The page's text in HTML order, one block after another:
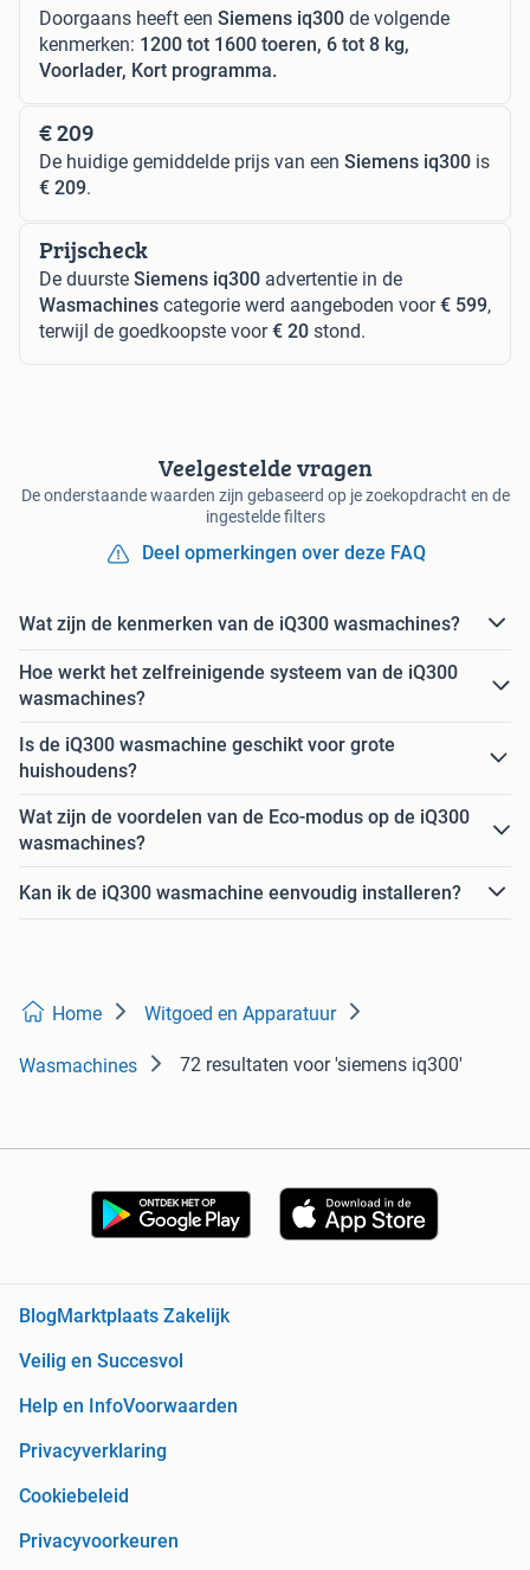
Doorgaans heeft een Siemens iq300 de volgende
kenmerken: 1200 tot 1600 toeren, 6 tot 8 kg,
Voorlader, Kort programma.
€ 209
De huidige gemiddelde prijs van een Siemens iq300 is
€ 209.
Prijscheck
De duurste Siemens iq300 advertentie in de
Wasmachines categorie werd aangeboden voor€ 599,
terwijl de goedkoopste voor€ 20 stond.
Veelgestelde vragen
De onderstaande waarden zijn gebaseerd op je zoekopdracht en de
ingestelde filters
Deel opmerkingen over deze FAQ
Wat zijn de kenmerken van de iQ300 wasmachines?
Hoe werkt het zelfreinigende systeem van de iQ300
wasmachines?
Is de iQ300 wasmachine geschikt voor grote
huishoudens?
Wat zijn de voordelen van de Eco-modus op de iQ300
wasmachines?
Kan ik de iQ300 wasmachine eenvoudig installeren?
Home Witgoed en Apparatuur
Wasmachines 72 resultaten voor 'siemens iq300'
Blog Marktplaats Zakelijk
Veilig en Succesvol
Help en InfoVoorwaarden
Privacyverklaring
Cookiebeleid
Privacyvoorkeuren